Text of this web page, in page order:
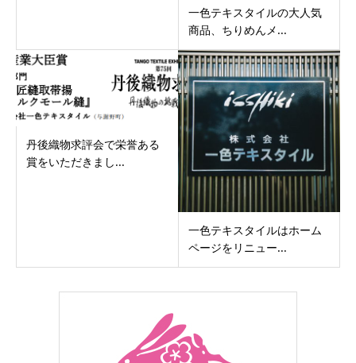
一色テキスタイルの大人気
商品、ちりめんメ...
丹後織物求評会で栄誉ある
賞をいただきまし...
一色テキスタイルはホーム
ページをリニュー...